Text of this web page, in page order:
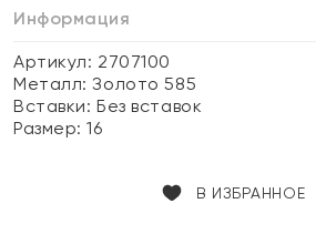
Информация
Артикул: 2707100
Металл:Золото 585
Вставки:Без вставок
Размер:16
В ИЗБРАННОЕ